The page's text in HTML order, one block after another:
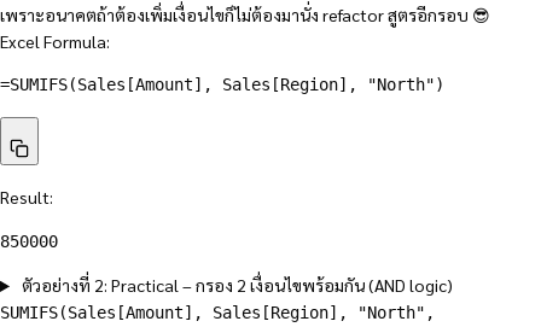
เพราะอนาคตถ้าต้องเพิ่มเงื่อนไขก็ไม่ต้องมานั่ง refactor สูตรอีกรอบ 😎
Excel Formula:
=SUMIFS(Sales[Amount], Sales[Region], "North")
Result:
850000
ตัวอย่างที่ 2: Practical – กรอง 2 เงื่อนไขพร้อมกัน (AND logic)
SUMIFS(Sales[Amount], Sales[Region], "North",